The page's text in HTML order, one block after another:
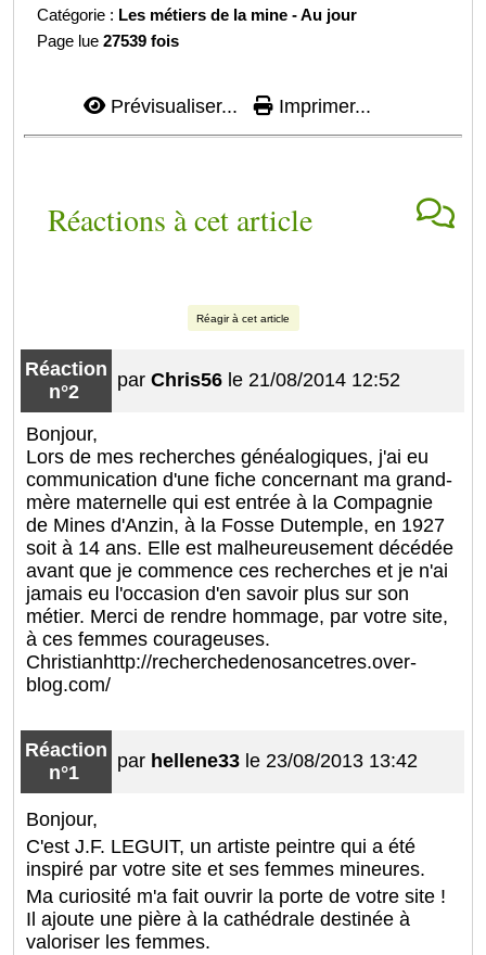
Catégorie : Les métiers de la mine - Au jour
Page lue27539 fois
Prévisualiser... Imprimer...
Réactions à cet article
Réagir à cet article
Réaction
n°2
parChris56 le 21/08/2014 12:52
Bonjour,
Lors de mes recherches généalogiques, j'ai eu
communication d'une fiche concernant ma grand-
mère maternelle qui est entrée à la Compagnie
de Mines d'Anzin, à la Fosse Dutemple, en 1927
soit à 14 ans. Elle est malheureusement décédée
avant que je commence ces recherches et je n'ai
jamais eu l'occasion d'en savoir plus sur son
métier. Merci de rendre hommage, par votre site,
à ces femmes courageuses.
Christianhttp://recherchedenosancetres.over-
blog.com/
Réaction
n°1
par hellene33 le 23/08/2013 13:42
Bonjour,
C'est J.F. LEGUIT, un artiste peintre qui a été
inspiré par votre site et ses femmes mineures.
Ma curiosité m'a fait ouvrir la porte de votre site !
Il ajoute une pière à la cathédrale destinée à
valoriser les femmes.